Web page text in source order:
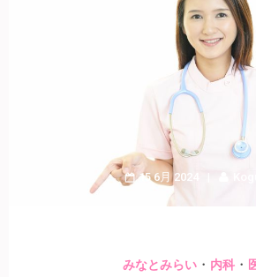
15 6月 2024
みなとみらい ・ 内科 ・